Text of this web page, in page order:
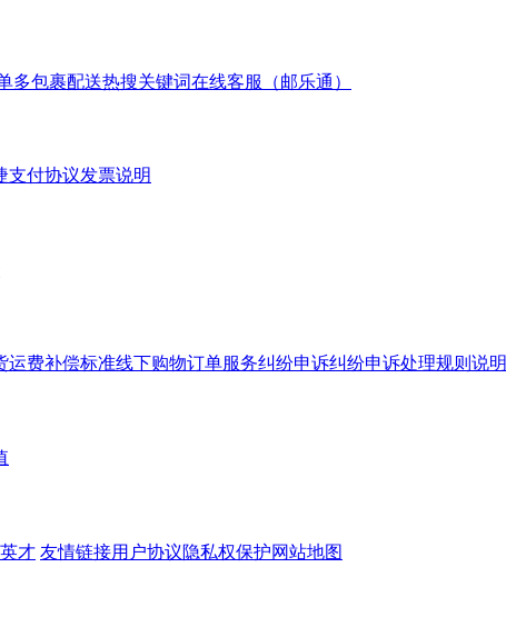
多包裹配送热搜关键词在线客服（邮乐通）
支付协议发票说明
运费补偿标准线下购物订单服务纠纷申诉纠纷申诉处理规则说明
才 友情链接用户协议隐私权保护网站地图